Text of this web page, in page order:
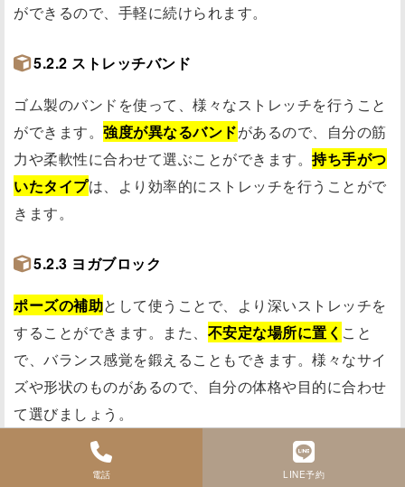
ができるので、手軽に続けられます。
5.2.2 ストレッチバンド
ゴム製のバンドを使って、様々なストレッチを行うこと
ができます。 強度が異なるバンドがあるので、自分の筋
力や柔軟性に合わせて選ぶことができます。 持ち手がつ
いたタイプは、より効率的にストレッチを行うことがで
きます。
5.2.3 ヨガブロック
ポーズの補助として使うことで、より深いストレッチを
することができます。また、 不安定な場所に置く こと
で、バランス感覚を鍛えることもできます。様々なサイ
ズや形状のものがあるので、自分の体格や目的に合わせ
て選びましょう。
5.3 グッズを選ぶ上でのポイント
電話 LINE予約